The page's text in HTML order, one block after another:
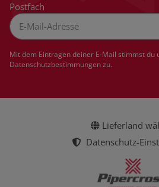
Postfach
Mit dem Eintragen deiner E-Mail stimmst du
Datenschutzbestimmungenzu.
Lieferland
Datenschutz-